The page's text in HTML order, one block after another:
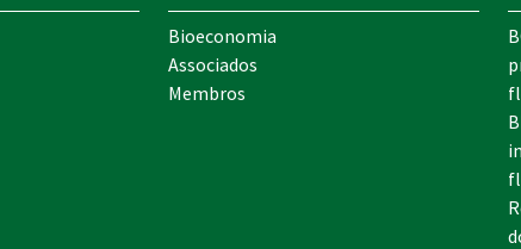
Bioeconomia
Associados
Membros